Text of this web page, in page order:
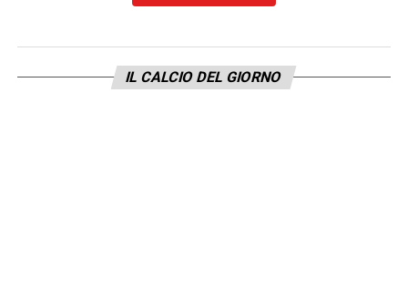
IL CALCIO DEL GIORNO